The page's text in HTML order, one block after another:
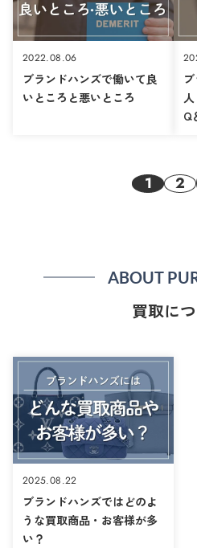
2022.08.06
ブランドハンズで働いて良
いところと悪いところ
Q
1 2
ABOUT
買取に
2025.08.22
ブランドハンズではどのよ
うな買取商品・お客様が多
い？